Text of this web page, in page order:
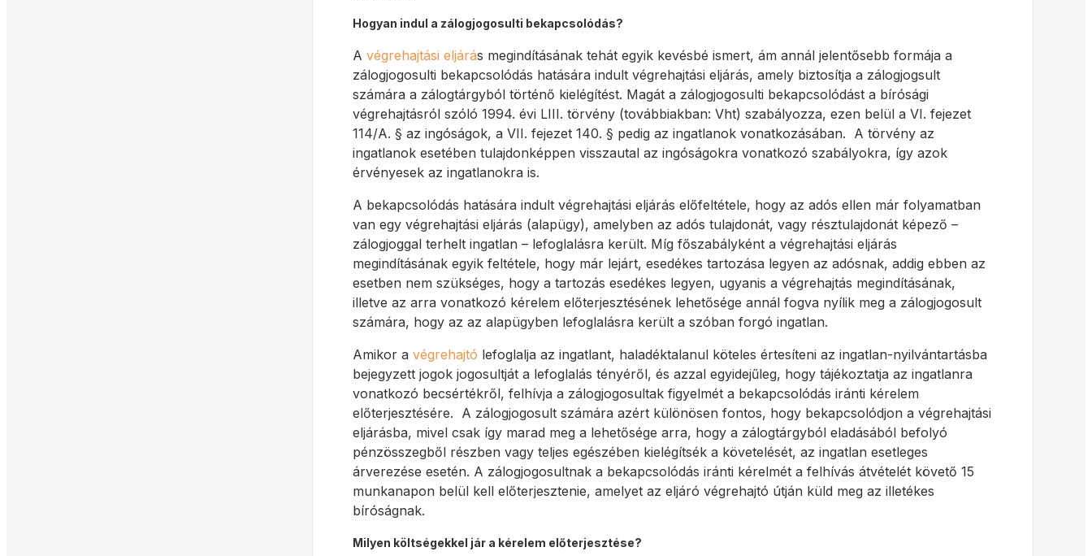
Hogyan indul a zálogjogosulti bekapcsolódás?
A végrehajtási eljárás megindításának tehát egyik kevésbé ismert, ám annál jelentősebb formája a
zálogjogosulti bekapcsolódás hatására indult végrehajtási eljárás, amely biztosítja a zálogjogsult
számára a zálogtárgyból történő kielégítést. Magát a zálogjogosulti bekapcsolódást a bírósági
végrehajtásról szóló 1994. évi LIII. törvény (továbbiakban: Vht) szabályozza, ezen belül a VI. fejezet
114/A. § az ingóságok, a VII. fejezet 140. § pedig az ingatlanok vonatkozásában. A törvény az
ingatlanok esetében tulajdonképpen visszautal az ingóságokra vonatkozó szabályokra, így azok
érvényesek az ingatlanokra is.
A bekapcsolódás hatására indult végrehajtási eljárás előfeltétele, hogy az adós ellen már folyamatban
van egy végrehajtási eljárás (alapügy), amelyben az adós tulajdonát, vagy résztulajdonát képező –
zálogjoggal terhelt ingatlan – lefoglalásra került. Míg főszabályként a végrehajtási eljárás
megindításának egyik feltétele, hogy már lejárt, esedékes tartozása legyen az adósnak, addig ebben az
esetben nem szükséges, hogy a tartozás esedékes legyen, ugyanis a végrehajtás megindításának,
illetve az arra vonatkozó kérelem előterjesztésének lehetősége annál fogva nyílik meg a zálogjogosult
számára, hogy az az alapügyben lefoglalásra került a szóban forgó ingatlan.
Amikor a végrehajtó lefoglalja az ingatlant, haladéktalanul köteles értesíteni az ingatlan-nyilvántartásba
bejegyzett jogok jogosultját a lefoglalás tényéről, és azzal egyidejűleg, hogy tájékoztatja az ingatlanra
vonatkozó becsértékről, felhívja a zálogjogosultak figyelmét a bekapcsolódás iránti kérelem
előterjesztésére. A zálogjogosult számára azért különösen fontos, hogy bekapcsolódjon a végrehajtási
eljárásba, mivel csak így marad meg a lehetősége arra, hogy a zálogtárgyból eladásából befolyó
pénzösszegből részben vagy teljes egészében kielégítsék a követelését, az ingatlan esetleges
árverezése esetén. A zálogjogosultnak a bekapcsolódás iránti kérelmét a felhívás átvételét követő 15
munkanapon belül kell előterjesztenie, amelyet az eljáró végrehajtó útján küld meg az illetékes
bíróságnak.
Milyen költségekkel jár a kérelem előterjesztése?